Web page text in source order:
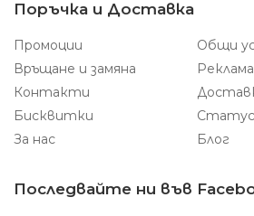
Поръчка и Доставка
Промоции
Общи
Връщане и замяна
Контакти
Бисквитки
Статус
За нас
Блог
Последвайте ни във